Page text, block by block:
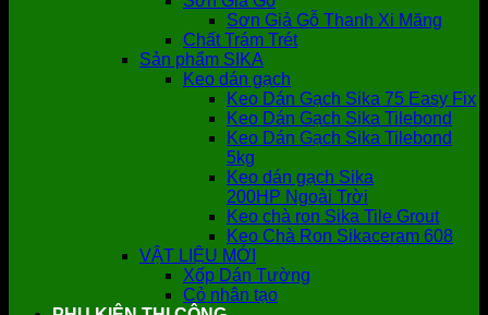
Sơn Giả Gỗ Thanh Xi Măng
Chất Trám Trét
Sản phẩm SIKA
Keo dán gạch
Keo Dán Gạch Sika 75 Easy Fix
Keo Dán Gạch Sika Tilebond
Keo Dán Gạch Sika Tilebond
5kg
Keo dán gạch Sika
200HP Ngoài Trời
Keo chà ron Sika Tile Grout
Keo Chà Ron Sikaceram 608
VẬT LIỆU MỚI
Xốp Dán Tường
Cỏ nhân tạo